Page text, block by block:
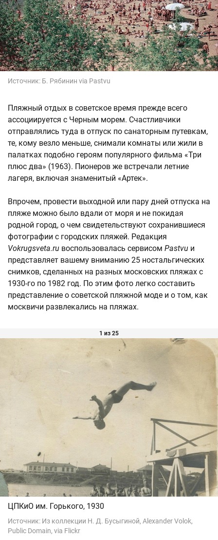
Источник: Б. Рябинин via Pastvu
Пляжный отдых в советское время прежде всего
ассоциируется с Черным морем. Счастливчики
отправлялись туда в отпуск по санаторным путевкам,
те, кому везло меньше, снимали комнаты или жили в
палатках подобно героям популярного фильма «Три
плюс два» (1963). Пионеров же встречали летние
лагеря, включая знаменитый «Артек».
Впрочем, провести выходной или пару дней отпуска на
пляже можно было вдали от моря и не покидая
родной город, о чем свидетельствуют сохранившиеся
фотографии с городских пляжей. Редакция
Vokrugsveta.ru воспользовалась сервисом Pastvu и
представляет вашему вниманию 25 ностальгических
снимков, сделанных на разных московских пляжах с
1930-го по 1982 год. По этим фото легко составить
представление о советской пляжной моде и о том, как
москвичи развлекались на пляжах.
1 из 25
ЦПКиО им. Горького, 1930
Источник: Из коллекции Н. Д. Бусыгиной, Alexander Volok,
Public Domain, via Flickr